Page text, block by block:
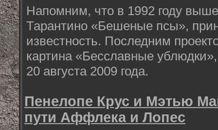
Напомним, что в 1992 году
Тарантино «Бешеные псы»,
известность. Последним
картина «Бесславные
20 августа 2009 года.
Пенелопе Крус и Мэтью
пути Аффлека и Лопес